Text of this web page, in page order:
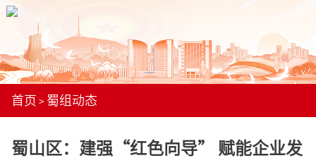
首页 > 蜀组动态
蜀山区：建强“红色向导” 赋能企业发